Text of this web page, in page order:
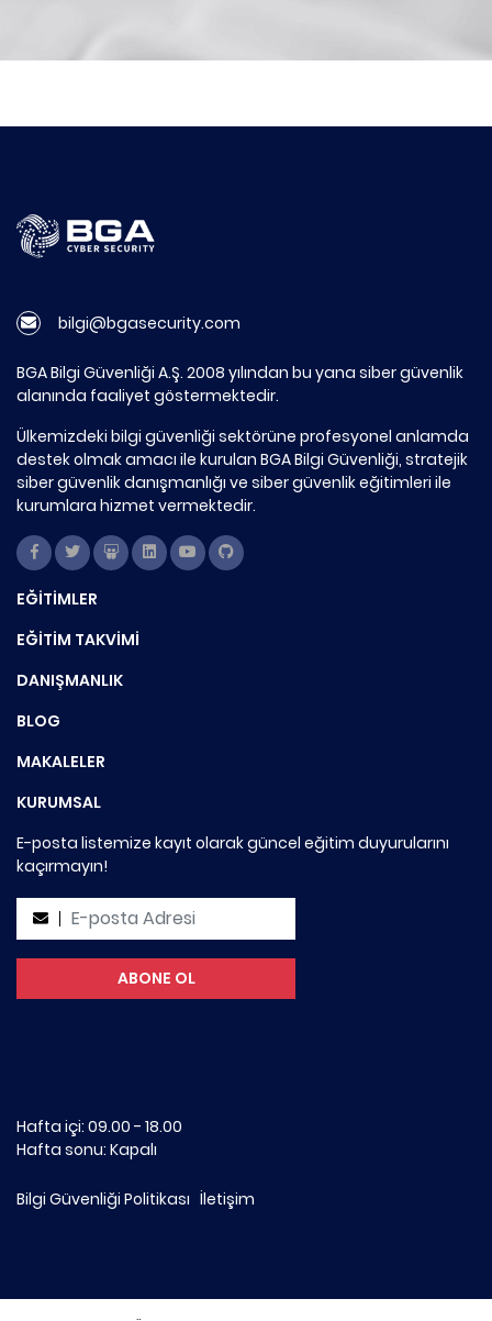
bilgi@bgasecurity.com
BGA Bilgi Güvenliği A.Ş. 2008 yılından bu yana siber güvenlik
alanında faaliyet göstermektedir.
Ülkemizdeki bilgi güvenliği sektörüne profesyonel anlamda
destek olmak amacı ile kurulan BGA Bilgi Güvenliği, stratejik
siber güvenlik danışmanlığı ve siber güvenlik eğitimleri ile
kurumlara hizmet vermektedir.
EĞİTİMLER
EĞİTİM TAKVİMİ
DANIŞMANLIK
BLOG
MAKALELER
KURUMSAL
E-posta listemize kayıt olarak güncel eğitim duyurularını
kaçırmayın!
Hafta içi: 09.00 - 18.00
Hafta sonu: Kapalı
Bilgi Güvenliği Politikası İletişim